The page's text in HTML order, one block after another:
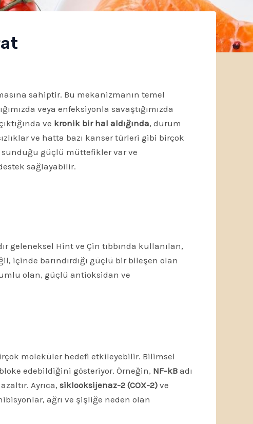
sahiptir. Bu mekanizmanın temel
veya enfeksiyonla savaştığımızda
ve kronik bir hal aldığında, durum
ve hatta bazı kanser türleri gibi birçok
sunduğu güçlü müttefikler var ve
sağlayabilir.
geleneksel Hint ve Çin tıbbında kullanılan,
içinde barındırdığı güçlü bir bileşen olan
olan, güçlü antioksidan ve
moleküler hedefi etkileyebilir. Bilimsel
edebildiğini gösteriyor. Örneğin, NF-kBadı
Ayrıca, siklooksijenaz-2 (COX-2)ve
ağrı ve şişliğe neden olan